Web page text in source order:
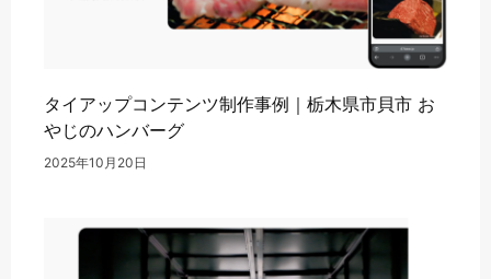
タイアップコンテンツ制作事例｜栃木県市貝市 お
やじのハンバーグ
2025年10月20日